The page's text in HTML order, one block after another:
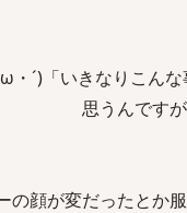
・´)「いきなりこん
んですが、伝え
の顔が変だったとか